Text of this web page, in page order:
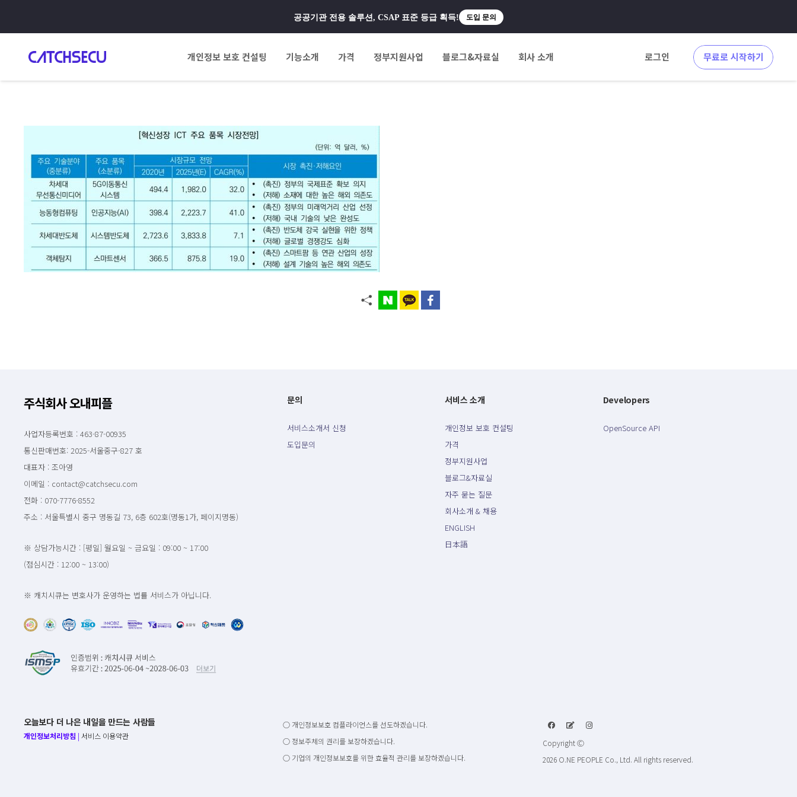
공공기관 전용 솔루션, CSAP 표준 등급 획득! 도입 문의
개인정보 보호 컨설팅 기능소개 가격 정부지원사업 블로그&자료실 회사 소개 로그인 무료로 시작하기
주식회사 오내피플
사업자등록번호 : 463-87-00935
통신판매번호: 2025-서울중구-827 호
대표자 : 조아영
이메일 : contact@catchsecu.com
전화 : 070-7776-8552
주소 : 서울특별시 중구 명동길 73, 6층 602호(명동1가, 페이지명동)
※ 상담가능시간 : [평일] 월요일 ~ 금요일 : 09:00 ~ 17:00
(점심시간 : 12:00 ~ 13:00)
※ 캐치시큐는 변호사가 운영하는 법률 서비스가 아닙니다.
문의
서비스소개서 신청
도입문의
서비스 소개
개인정보 보호 컨설팅
가격
정부지원사업
블로그&자료실
자주 묻는 질문
회사소개 & 채용
ENGLISH
日本語
Developers
OpenSource API
오늘보다 더 나은 내일을 만드는 사람들
개인정보처리방침 | 서비스 이용약관
○ 개인정보보호 컴플라이언스를 선도하겠습니다.
○ 정보주체의 권리를 보장하겠습니다.
○ 기업의 개인정보보호를 위한 효율적 관리를 보장하겠습니다.
Copyright Ⓒ
2026 O.NE PEOPLE Co., Ltd. All rights reserved.